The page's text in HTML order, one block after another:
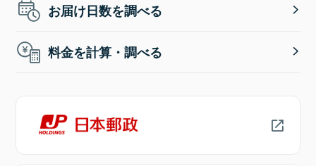
お届け日数を調べる
料金を計算・調べる